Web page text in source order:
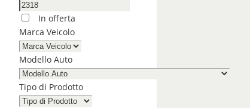
In offerta
Marca Veicolo
Modello Auto
Tipo di Prodotto